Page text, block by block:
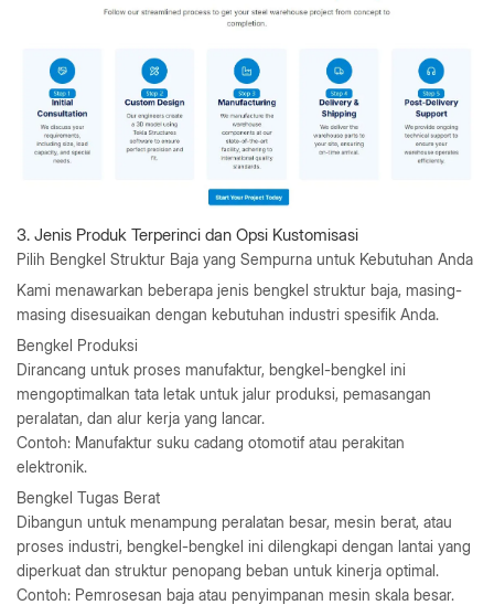
3. Jenis Produk Terperinci dan Opsi Kustomisasi
Pilih Bengkel Struktur Baja yang Sempurna untuk Kebutuhan Anda
Kami menawarkan beberapa jenis bengkel struktur baja, masing-
masing disesuaikan dengan kebutuhan industri spesifik Anda.
Bengkel Produksi
Dirancang untuk proses manufaktur, bengkel-bengkel ini
mengoptimalkan tata letak untuk jalur produksi, pemasangan
peralatan, dan alur kerja yang lancar.
Contoh: Manufaktur suku cadang otomotif atau perakitan
elektronik.
Bengkel Tugas Berat
Dibangun untuk menampung peralatan besar, mesin berat, atau
proses industri, bengkel-bengkel ini dilengkapi dengan lantai yang
diperkuat dan struktur penopang beban untuk kinerja optimal.
Contoh: Pemrosesan baja atau penyimpanan mesin skala besar.